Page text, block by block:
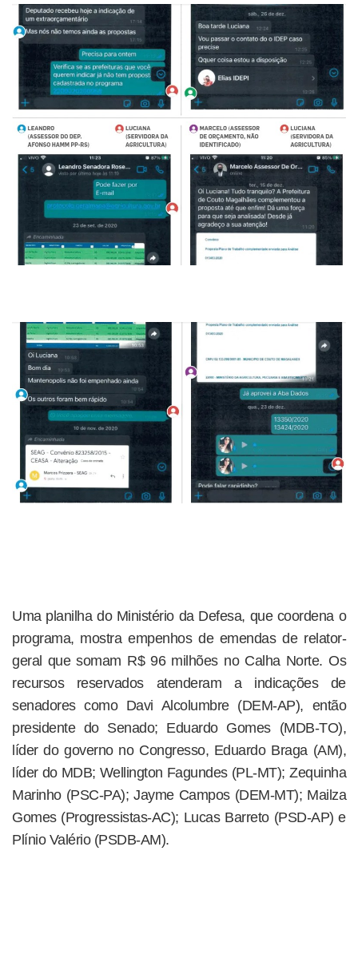
Uma planilha do Ministério da Defesa, que coordena o
programa, mostra empenhos de emendas de relator-
geral que somam R$ 96 milhões no Calha Norte. Os
recursos reservados atenderam a indicações de
senadores como Davi Alcolumbre (DEM-AP), então
presidente do Senado; Eduardo Gomes (MDB-TO),
líder do governo no Congresso, Eduardo Braga (AM),
líder do MDB; Wellington Fagundes (PL-MT); Zequinha
Marinho (PSC-PA); Jayme Campos (DEM-MT); Mailza
Gomes (Progressistas-AC); Lucas Barreto (PSD-AP) e
Plínio Valério (PSDB-AM).